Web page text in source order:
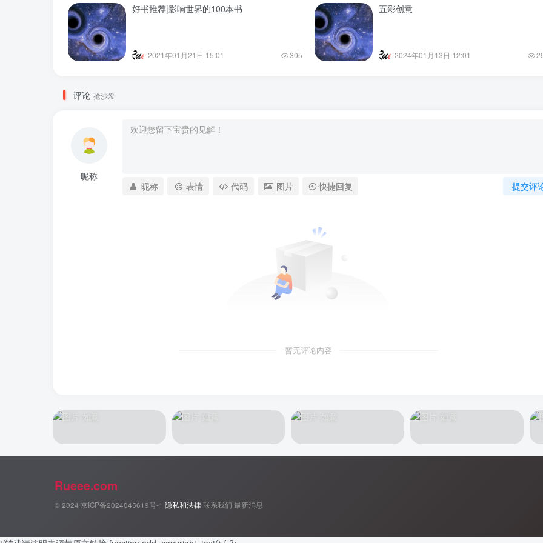
好书推荐|影响世界的100本书
2021年01月21日 15:01 305
五彩创意
2024年01月13日 12:01
评论 抢沙发
昵称
提交评
昵称 表情 代码 图片 快捷回复
暂无评论内容
Rueee.com
© 2024 京ICP备2024045619号-1 隐私和法律联系我们 最新消息